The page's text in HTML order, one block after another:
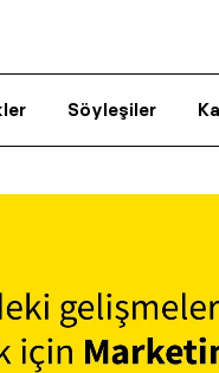
Söyleşiler